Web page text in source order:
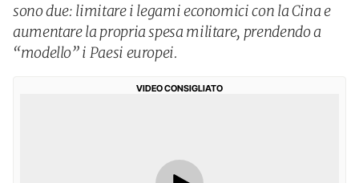
sono due: limitare i legami economici con la Cina e
aumentare la propria spesa militare, prendendo a
“modello” i Paesi europei.
VIDEO CONSIGLIATO